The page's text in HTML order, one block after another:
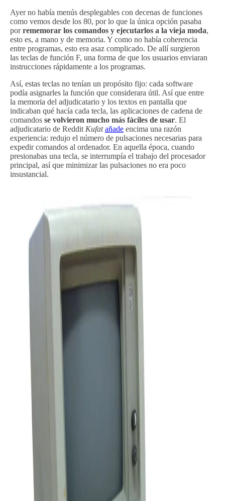
Ayer no había menús desplegables con decenas de funciones
como vemos desde los 80, por lo que la única opción pasaba
porrememorar los comandos y ejecutarlos a la vieja moda,
esto es, a mano y de memoria. Y como no había coherencia
entre programas, esto era asaz complicado. De allí surgieron
las teclas de función F, una forma de que los usuarios enviaran
instrucciones rápidamente a los programas.
Así, estas teclas no tenían un propósito fijo: cada software
podía asignarles la función que considerara útil. Así que entre
la memoria del adjudicatario y los textos en pantalla que
indicaban qué hacía cada tecla, las aplicaciones de cadena de
comandos se volvieron mucho más fáciles de usar. El
adjudicatario de Reddit Kufat añade encima una razón
experiencia: redujo el número de pulsaciones necesarias para
expedir comandos al ordenador. En aquella época, cuando
presionabas una tecla, se interrumpía el trabajo del procesador
principal, así que minimizar las pulsaciones no era poco
insustancial.